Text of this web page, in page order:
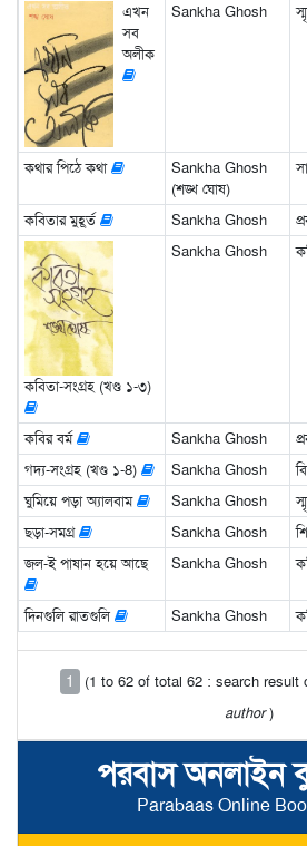
পরবাস অনলাইন
Parabaas Online
এখন
সব
অলীক
Sankha Ghosh
কথার পিঠে কথা
Sankha Ghosh
(শঙ্খ ঘোষ)
কবিতার মুহূর্ত Sankha Ghosh
কবিতা-সংগ্রহ (খণ্ড ১-৩)
Sankha Ghosh
কবির বর্ম Sankha Ghosh
গদ্য-সংগ্রহ (খণ্ড ১-8)
Sankha Ghosh
ঘুমিয়ে পড়া অ্যালবাম
Sankha Ghosh
ছড়া-সমগ্র
Sankha Ghosh
জল-ই পাষান হয়ে আছে
Sankha Ghosh
দিনগুলি রাতগুলি Sankha Ghosh
1
(1 to 62 of total 62 : search result
author)